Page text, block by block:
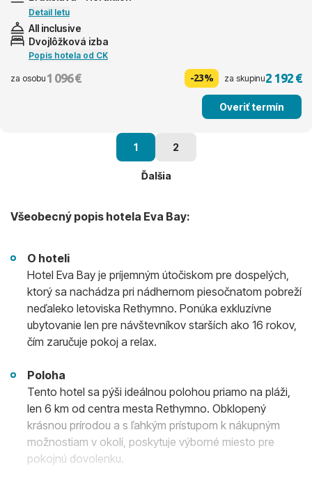
Detail letu
All inclusive
Dvojlôžková izba
Popis hotela od CK
za osobu 1 096 € -23% za skupinu2 192 €
Overiť termín
1 2
Ďalšia
Všeobecný popis hotela Eva Bay:
O hoteli
Hotel Eva Bay je príjemným útočiskom pre dospelých,
ktorý sa nachádza pri nádhernom piesočnatom pobreží
neďaleko letoviska Rethymno. Ponúka exkluzívne
ubytovanie len pre návštevníkov starších ako 16 rokov,
čím zaručuje pokoj a relax.
Poloha
Tento hotel sa pýši ideálnou polohou priamo na pláži,
len 6 km od centra mesta Rethymno. Obklopený
krásnou prírodou a s ľahkým prístupom k nákupným
možnostiam v okolí, poskytuje výborné miesto pre
pokojnú dovolenku.